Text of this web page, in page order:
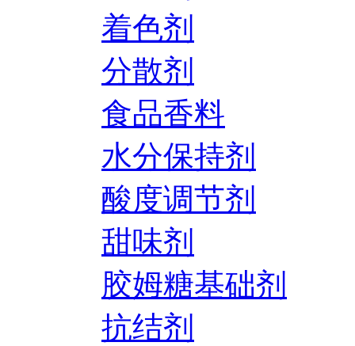
着色剂
分散剂
食品香料
水分保持剂
酸度调节剂
甜味剂
胶姆糖基础剂
抗结剂